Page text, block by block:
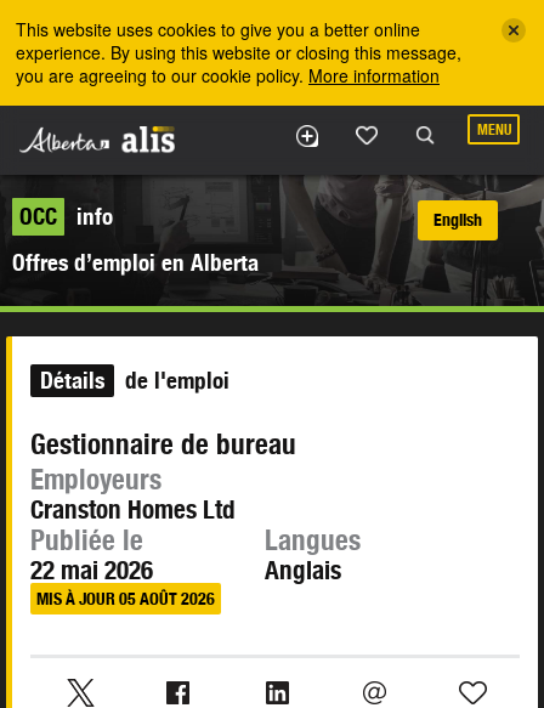
This website uses cookies to give you a better online
experience. By using this website or closing this message,
you are agreeing to our cookie policy. More information
MENU
OCC
info
Offres d’emploi en Alberta
English
Détails de l'emploi
Gestionnaire de bureau
Employeurs
Cranston Homes Ltd
Publiée le
22 mai 2026
MIS À JOUR 05 AOÛT 2026
Langues
Anglais